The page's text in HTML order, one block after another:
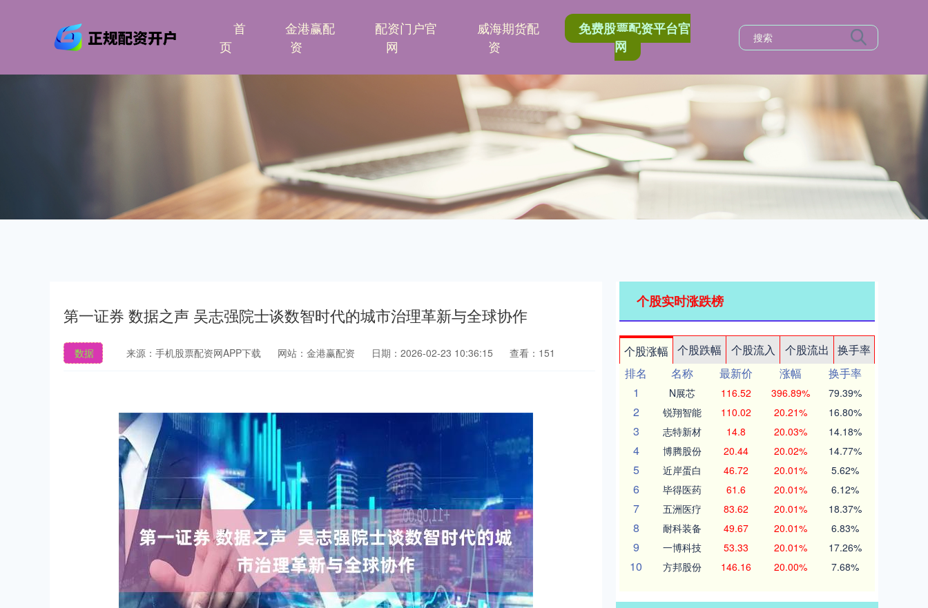
首
页
金港赢配
资
配资门户官
网
威海期货配
资
免费股票配资平台官
网
第一证券 数据之声 吴志强院士谈数智时代的城市治理革新与全球协作
数据 来源：手机股票配资网APP下载 网站：金港赢配资 日期：2026-02-23 10:36:15 查看：151
个股实时涨跌榜
个股涨幅 个股跌幅 个股流入 个股流出
换手率
排名
名称 最新价 涨幅
换手率
1
N展芯 116.52 396.89% 79.39%
2 锐翔智能 110.02 20.21% 16.80%
3 志特新材 14.8 20.03% 14.18%
4 博腾股份 20.44 20.02% 14.77%
5 近岸蛋白 46.72 20.01% 5.62%
6 毕得医药 61.6 20.01% 6.12%
7 五洲医疗 83.62 20.01% 18.37%
8 耐科装备 49.67 20.01% 6.83%
9 一博科技 53.33 20.01% 17.26%
10 方邦股份 146.16 20.00% 7.68%